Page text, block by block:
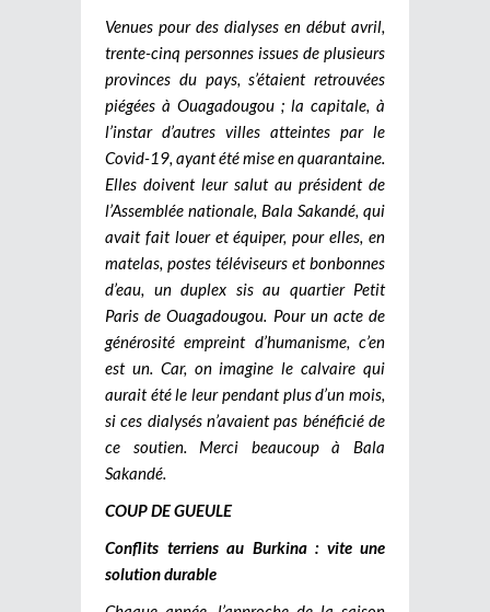
Venues pour des dialyses en début avril,
trente-cinq personnes issues de plusieurs
provinces du pays, s’étaient retrouvées
piégées à Ouagadougou ; la capitale, à
l’instar d’autres villes atteintes par le
Covid-19, ayant été mise en quarantaine.
Elles doivent leur salut au président de
l’Assemblée nationale, Bala Sakandé, qui
avait fait louer et équiper, pour elles, en
matelas, postes téléviseurs et bonbonnes
d’eau, un duplex sis au quartier Petit
Paris de Ouagadougou. Pour un acte de
générosité empreint d’humanisme, c’en
est un. Car, on imagine le calvaire qui
aurait été le leur pendant plus d’un mois,
si ces dialysés n’avaient pas bénéficié de
ce soutien. Merci beaucoup à Bala
Sakandé.
COUP DE GUEULE
Conflits terriens au Burkina : vite une
solution durable